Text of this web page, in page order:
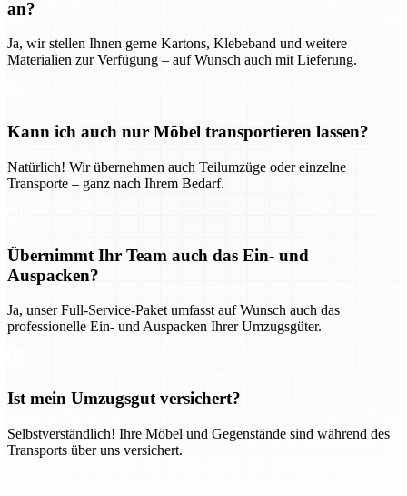
an?
Ja, wir stellen Ihnen gerne Kartons, Klebeband und weitere
Materialien zur Verfügung – auf Wunsch auch mit Lieferung.
Kann ich auch nur Möbel transportieren lassen?
Natürlich! Wir übernehmen auch Teilumzüge oder einzelne
Transporte – ganz nach Ihrem Bedarf.
Übernimmt Ihr Team auch das Ein- und
Auspacken?
Ja, unser Full-Service-Paket umfasst auf Wunsch auch das
professionelle Ein- und Auspacken Ihrer Umzugsgüter.
Ist mein Umzugsgut versichert?
Selbstverständlich! Ihre Möbel und Gegenstände sind während des
Transports über uns versichert.